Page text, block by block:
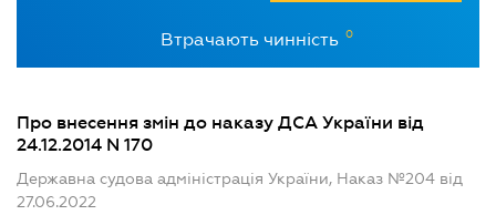
Втрачають чинність 0
Про внесення змін до наказу ДСА України від
24.12.2014 N 170
Державна судова адміністрація України, Наказ №204 від
27.06.2022